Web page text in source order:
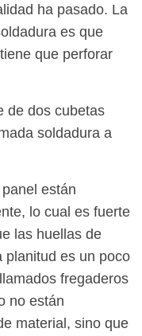
ha pasado. La
es que
que perforar
de dos cubetas
soldadura a
están
lo cual es fuerte
las huellas de
planitud es un poco
fregaderos
no están
material, sino que